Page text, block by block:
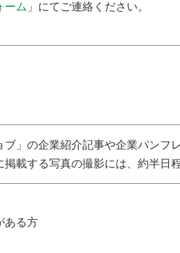
ーム 」にてご連絡ください。
」の企業紹介記事や企業パンフ
載する写真の撮影には、約半日
ある方